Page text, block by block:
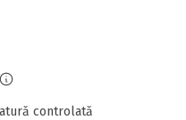
controlată